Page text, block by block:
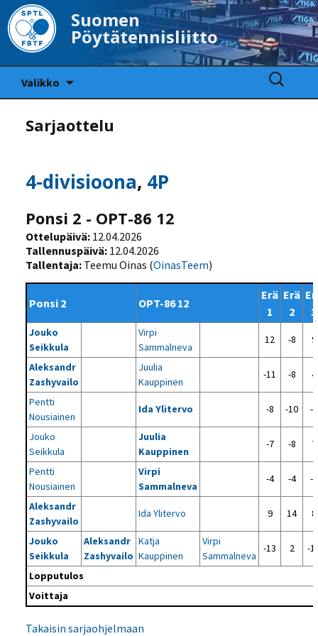
Suomen
Pöytätennisliitto
Valikko
Haku:
Sarjaottelu
4-divisioona, 4P
Ponsi 2 - OPT-86 12
Ottelupäivä: 12.04.2026
Tallennuspäivä: 12.04.2026
Tallentaja: Teemu Oinas (OinasTeem)
Ponsi 2 OPT-86 12
Erä
1
Erä
2
3
Jouko
Seikkula
Virpi
Sammalneva
12 -8 9
Aleksandr
Zashyvailo
Juulia
Kauppinen
-11 -8 4
Pentti
Nousiainen
Ida Ylitervo -8 -10 -4
Jouko
Seikkula
Juulia
Kauppinen
-7 -8 7
Pentti
Nousiainen
Virpi
Sammalneva
-4 -4 -8
Aleksandr
Zashyvailo
Ida Ylitervo 9 14 8
Jouko
Seikkula
Aleksandr
Zashyvailo
Katja
Kauppinen
Virpi
Sammalneva
-13 2 -
Lopputulos
Voittaja
Takaisin sarjaohjelmaan